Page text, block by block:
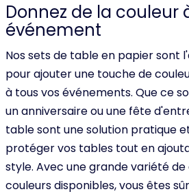
Donnez de la couleur
événement
Nos sets de table en papier sont
pour ajouter une touche de
à tous vos événements. Que ce
un anniversaire ou une fête
table sont une solution pratique
protéger vos tables tout en
style. Avec une grande variété de
couleurs disponibles, vous êtes